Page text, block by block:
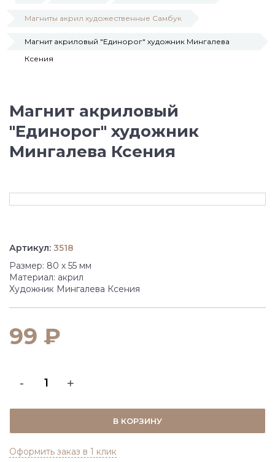
Магниты акрил художественные Самбук
Магнит акриловый "Единорог" художник Мингалева
Ксения
Магнит акриловый
"Единорог" художник
Мингалева Ксения
Артикул: 3518
Размер: 80 х 55 мм
Материал: акрил
Художник Мингалева Ксения
99 ₽
- +
В КОРЗИНУ
Оформить заказ в 1 клик